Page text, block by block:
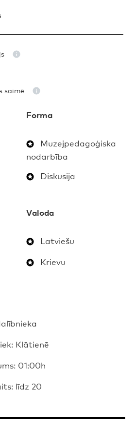
saimē
Forma
Muzejpedagoģiska
nodarbība
Diskusija
Valoda
Latviešu
Krievu
Klātienē
01:00h
līdz 20